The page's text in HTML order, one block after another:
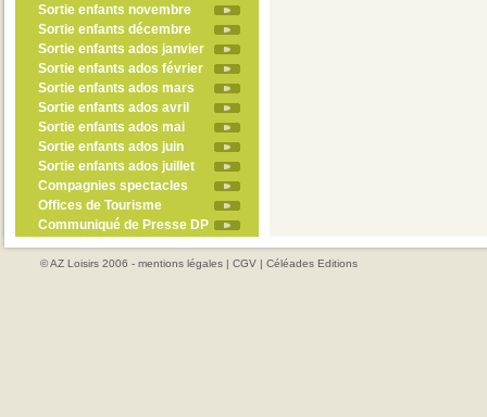
Sortie enfants novembre
Sortie enfants décembre
Sortie enfants ados janvier
Sortie enfants ados février
Sortie enfants ados mars
Sortie enfants ados avril
Sortie enfants ados mai
Sortie enfants ados juin
Sortie enfants ados juillet
Compagnies spectacles
Offices de Tourisme
Communiqué de Presse DP
© AZ Loisirs 2006 - mentions légales | CGV | Céléades Editions